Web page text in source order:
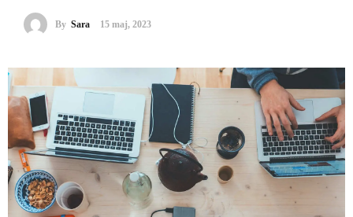
By Sara 15 maj, 2023